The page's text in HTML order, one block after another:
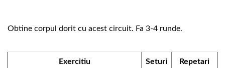
Obtine corpul dorit cu acest circuit. Fa 3-4 runde.
Exercitiu Seturi Repetari